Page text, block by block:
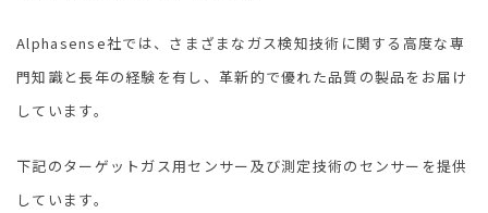
Alphasense社では、さまざまなガス検知技術に関する高度な専
門知識と長年の経験を有し、革新的で優れた品質の製品をお届け
しています。
下記のターゲットガス用センサー及び測定技術のセンサーを提供
しています。